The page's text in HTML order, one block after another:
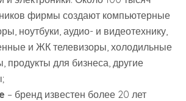
фирмы создают компьютерные
ноутбуки, аудио- и видеотехнику,
и ЖК телевизоры, холодильные
продукты для бизнеса, другие
– бренд известен более 20 лет